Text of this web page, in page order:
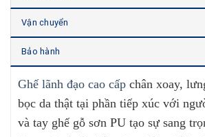
Vận chuyển
Bảo hành
Ghế lãnh đạo cao cấp chân xoay,
bọc da thật tại phần tiếp xúc với
và tay ghế gỗ sơn PU tạo sự sang